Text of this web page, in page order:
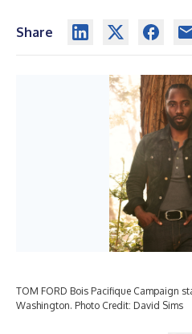
Share
TOM FORD Bois Pacifique Campaign
Washington. Photo Credit: David Sims